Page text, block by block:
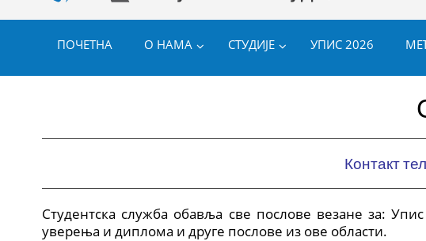
ПОЧЕТНА О НАМА СТУДИЈЕ УПИС 2026
Контакт
Студентска служба обавља све послове везане за:
уверења и диплома и друге послове из ове области.